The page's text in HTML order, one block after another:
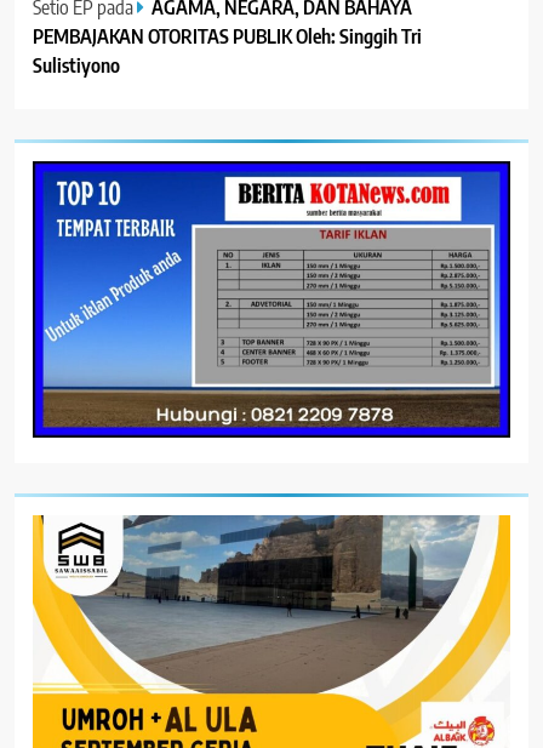
Setio EP pada
AGAMA, NEGARA, DAN BAHAYA
PEMBAJAKAN OTORITAS PUBLIK Oleh: Singgih Tri
Sulistiyono